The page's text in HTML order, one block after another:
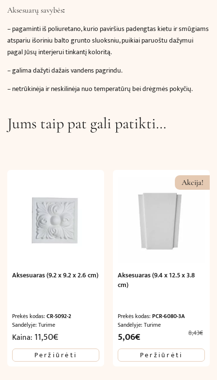
Aksesuarų savybės:
–pagaminti iš poliuretano, kurio paviršius padengtas kietu ir smūgiams
atspariu išoriniu balto grunto sluoksniu, puikiai paruoštu dažymui
pagal Jūsų interjerui tinkantį koloritą.
– galima dažyti dažais vandens pagrindu.
– netrūkinėja ir neskilinėja nuo temperatūrų bei drėgmės pokyčių.
Jums taip pat gali patikti…
Aksesuaras (9.2 x 9.2 x 2.6 cm)
Prekės kodas: CR-5092-2
Sandėlyje: Turime
Kaina: 11,50€
Peržiūrėti
Akcija!
Aksesuaras (9.4 x 12.5 x 3.8
cm)
Prekės kodas:PCR-6080-3A
Sandėlyje: Turime
8,43€
Original
price
was:
5,06€
price
is:
Peržiūrėti